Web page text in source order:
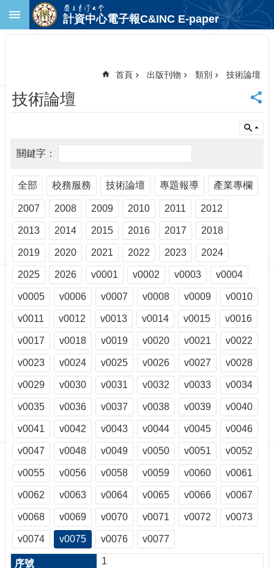
跳到主要內容區塊
首
頁
首
計
中
首
頁
聯
絡
資
訊
訂
閱/
取
消
網
站
導
覽
最
新
消
息
關
於
我
們
出
版
刊
計資中心電子報C&INC E-paper
首頁 出版刊物 類別 技術論壇
技術論壇
全部 校務服務 技術論壇 專題報導 產業專欄
2007 2008 2009 2010 2011 2012
2013 2014 2015 2016 2017 2018
2019 2020 2021 2022 2023 2024
2025 2026 v0001 v0002 v0003 v0004
v0005 v0006 v0007 v0008 v0009 v0010
v0011 v0012 v0013 v0014 v0015 v0016
v0017 v0018 v0019 v0020 v0021 v0022
v0023 v0024 v0025 v0026 v0027 v0028
v0029 v0030 v0031 v0032 v0033 v0034
v0035 v0036 v0037 v0038 v0039 v0040
v0041 v0042 v0043 v0044 v0045 v0046
v0047 v0048 v0049 v0050 v0051 v0052
v0055 v0056 v0058 v0059 v0060 v0061
v0062 v0063 v0064 v0065 v0066 v0067
v0068 v0069 v0070 v0071 v0072 v0073
v0074 v0075 v0076 v0077
1